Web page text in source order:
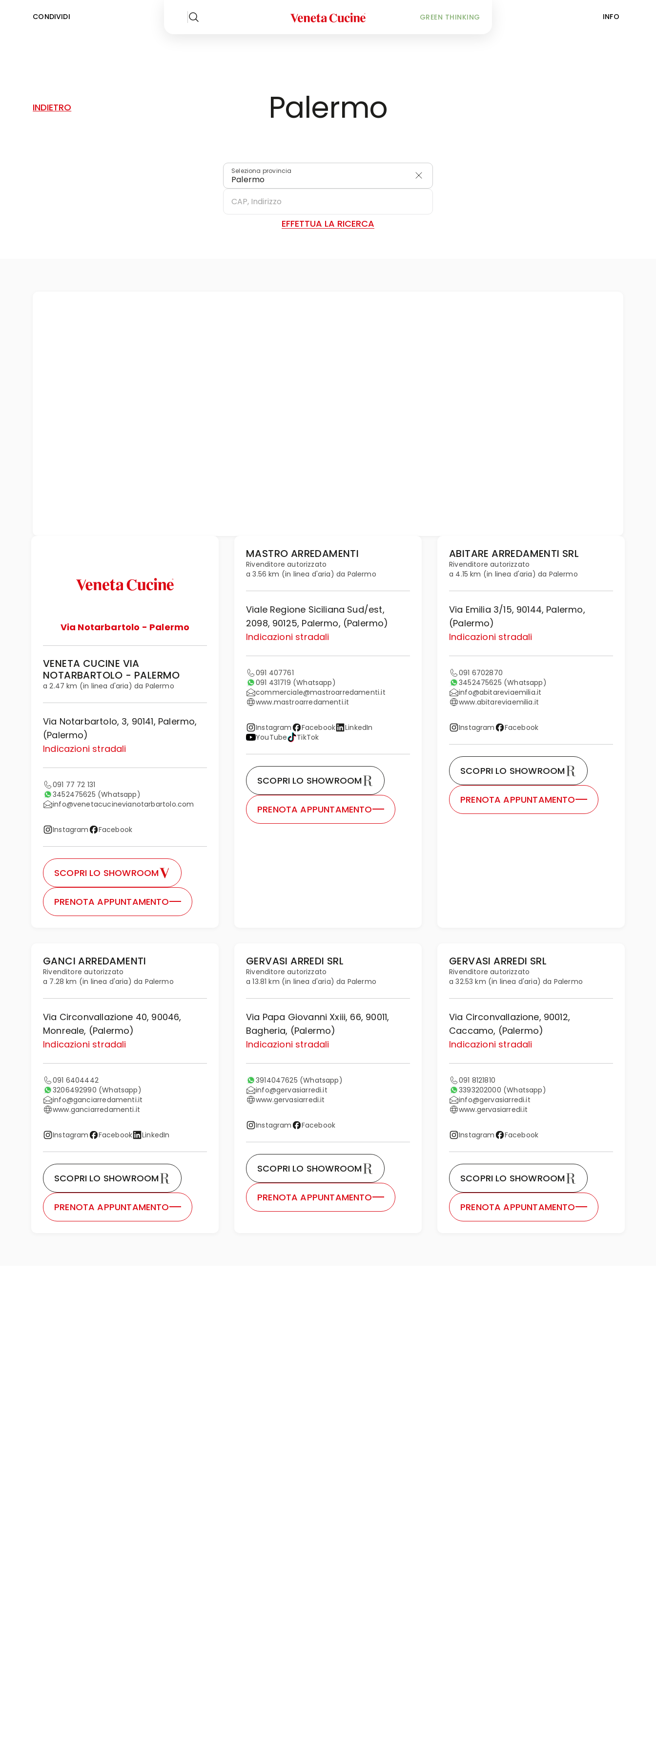
CONDIVIDI INFO
Veneta Cucine GREEN THINKING
HOME / RIVENDITORI / ITALIA
INDIETRO Palermo
Seleziona provincia
Palermo
EFFETTUA LA RICERCA
Via Notarbartolo - Palermo
VENETA CUCINE VIA
NOTARBARTOLO - PALERMO
a 2.47 km (in linea d'aria) da Palermo
Via Notarbartolo, 3, 90141, Palermo,
(Palermo)
Indicazioni stradali
091 77 72 131
3452475625 (Whatsapp)
info@venetacucinevianotarbartolo.com
Instagram Facebook
SCOPRI LO SHOWROOM
PRENOTA APPUNTAMENTO
MASTRO ARREDAMENTI
Rivenditore autorizzato
a 3.56 km (in linea d'aria) da Palermo
Viale Regione Siciliana Sud/est,
2098, 90125, Palermo, (Palermo)
Indicazioni stradali
091 407761
091 431719 (Whatsapp)
commerciale@mastroarredamenti.it
www.mastroarredamenti.it
Instagram Facebook
LinkedIn
YouTube
TikTok
SCOPRI LO SHOWROOM
PRENOTA APPUNTAMENTO
ABITARE ARREDAMENTI SRL
Rivenditore autorizzato
a 4.15 km (in linea d'aria) da Palermo
Via Emilia 3/15, 90144, Palermo,
(Palermo)
Indicazioni stradali
091 6702870
3452475625 (Whatsapp)
info@abitareviaemilia.it
www.abitareviaemilia.it
Instagram Facebook
SCOPRI LO SHOWROOM
PRENOTA APPUNTAMENTO
GANCI ARREDAMENTI
Rivenditore autorizzato
a 7.28 km (in linea d'aria) da Palermo
Via Circonvallazione 40, 90046,
Monreale, (Palermo)
Indicazioni stradali
091 6404442
3206492990 (Whatsapp)
info@ganciarredamenti.it
www.ganciarredamenti.it
Instagram Facebook LinkedIn
SCOPRI LO SHOWROOM
PRENOTA APPUNTAMENTO
GERVASI ARREDI SRL
Rivenditore autorizzato
a 13.81 km (in linea d'aria) da Palermo
Via Papa Giovanni Xxiii, 66, 90011,
Bagheria, (Palermo)
Indicazioni stradali
3914047625 (Whatsapp)
info@gervasiarredi.it
www.gervasiarredi.it
Instagram Facebook
SCOPRI LO SHOWROOM
PRENOTA APPUNTAMENTO
GERVASI ARREDI SRL
Rivenditore autorizzato
a 32.53 km (in linea d'aria) da Palermo
Via Circonvallazione, 90012,
Caccamo, (Palermo)
Indicazioni stradali
091 8121810
3393202000 (Whatsapp)
info@gervasiarredi.it
www.gervasiarredi.it
Instagram Facebook
SCOPRI LO SHOWROOM
PRENOTA APPUNTAMENTO